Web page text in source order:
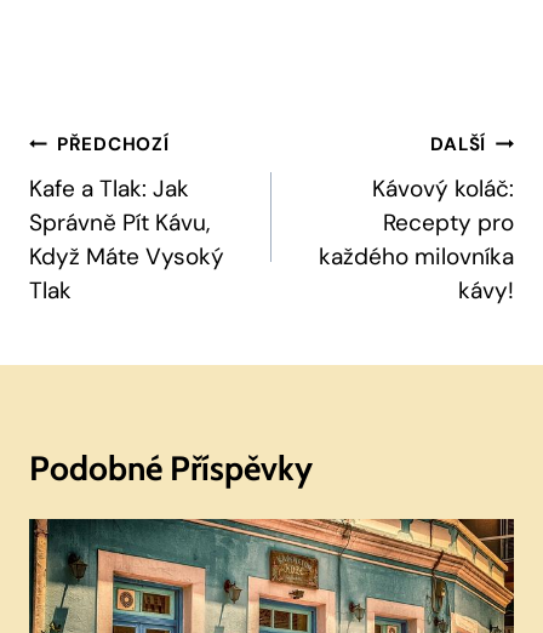
Navigace
Pro
Příspěvek
PŘEDCHOZÍ
Kafe a Tlak: Jak
Správně Pít Kávu,
Když Máte Vysoký
Tlak
DALŠÍ
Kávový koláč:
Recepty pro
každého milovníka
kávy!
Podobné Příspěvky